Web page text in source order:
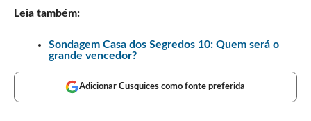
Leia também:
Sondagem Casa dos Segredos 10: Quem será o
grande vencedor?
Adicionar Cusquices como fonte preferida